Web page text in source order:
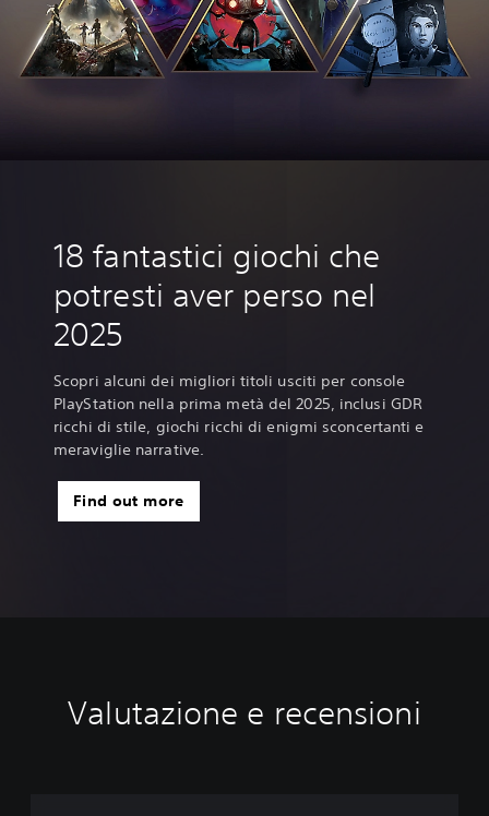
‎18 fantastici giochi che
potresti aver perso nel
2025
Scopri alcuni dei migliori titoli usciti per console
PlayStation nella prima metà del 2025, inclusi GDR
ricchi di stile, giochi ricchi di enigmi sconcertanti e
meraviglie narrative.
Find out more
Valutazione e recensioni